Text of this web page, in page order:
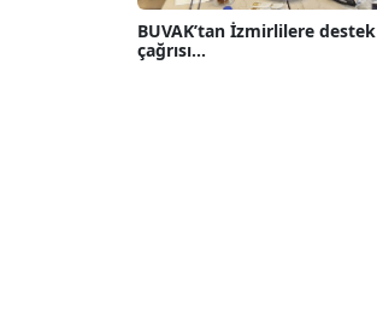
BUVAK’tan İzmirlilere destek
çağrısı...